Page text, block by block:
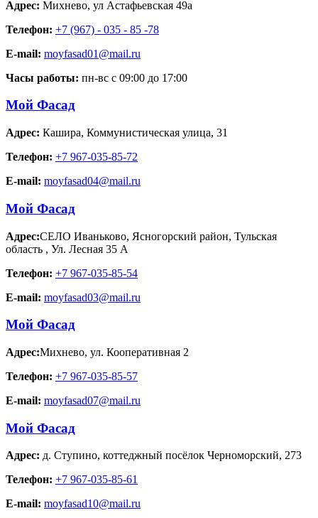
Адрес: Михнево, ул Астафьевская 49а
Телефон: +7 (967) - 035 - 85 -78
E-mail: moyfasad01@mail.ru
Часы работы: пн-вс с 09:00 до 17:00
Мой Фасад
Адрес: Кашира, Коммунистическая улица, 31
Телефон: +7 967-035-85-72
E-mail: moyfasad04@mail.ru
Мой Фасад
Адрес:СЕЛО Иваньково, Ясногорский район, Тульская
область , Ул. Лесная 35 А
Телефон: +7 967-035-85-54
E-mail: moyfasad03@mail.ru
Мой Фасад
Адрес:Михнево, ул. Кооперативная 2
Телефон: +7 967-035-85-57
E-mail: moyfasad07@mail.ru
Мой Фасад
Адрес: д. Ступино, коттеджный посёлок Черноморский, 273
Телефон: +7 967-035-85-61
E-mail: moyfasad10@mail.ru